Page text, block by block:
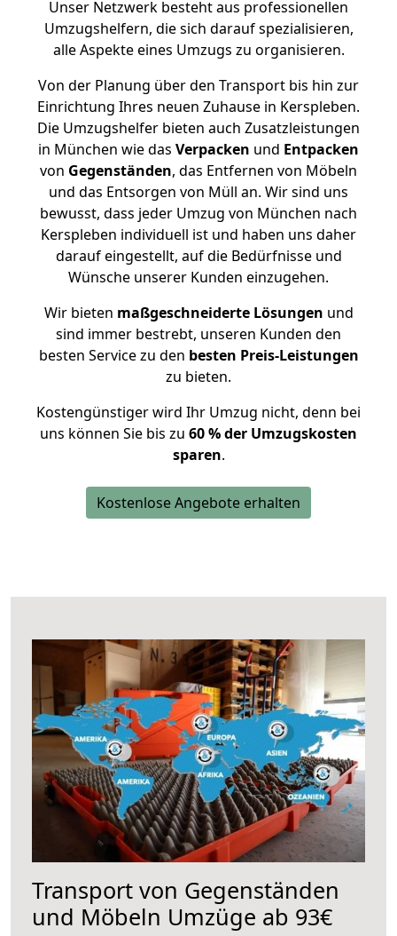
Unser Netzwerk besteht aus professionellen
Umzugshelfern, die sich darauf spezialisieren,
alle Aspekte eines Umzugs zu organisieren.
Von der Planung über den Transport bis hin zur
Einrichtung Ihres neuen Zuhause in Kerspleben.
Die Umzugshelfer bieten auch Zusatzleistungen
in München wie das Verpacken und Entpacken
von Gegenständen, das Entfernen von Möbeln
und das Entsorgen von Müll an. Wir sind uns
bewusst, dass jeder Umzug von München nach
Kerspleben individuell ist und haben uns daher
darauf eingestellt, auf die Bedürfnisse und
Wünsche unserer Kunden einzugehen.
Wir bieten maßgeschneiderte Lösungen und
sind immer bestrebt, unseren Kunden den
besten Service zu den besten Preis-Leistungen
zu bieten.
Kostengünstiger wird Ihr Umzug nicht, denn bei
uns können Sie bis zu 60 % der Umzugskosten
sparen.
Kostenlose Angebote erhalten
Transport von Gegenständen
und Möbeln Umzüge ab 93€